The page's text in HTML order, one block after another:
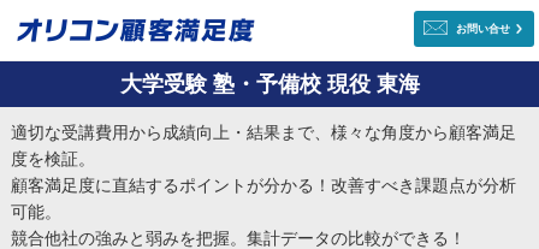
お問い合せ
大学受験 塾・予備校 現役 東海
適切な受講費用から成績向上・結果まで、様々な角度から顧客満足
度を検証。
顧客満足度に直結するポイントが分かる！改善すべき課題点が分析
可能。
競合他社の強みと弱みを把握。集計データの比較ができる！